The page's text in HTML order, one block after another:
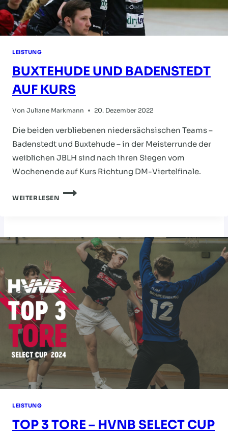
LEISTUNG
BUXTEHUDE UND BADENSTEDT
AUF KURS
Von Juliane Markmann 20. Dezember 2022
Die beiden verbliebenen niedersächsischen Teams –
Badenstedt und Buxtehude – in der Meisterrunde der
weiblichen JBLH sind nach ihren Siegen vom
Wochenende auf Kurs Richtung DM-Viertelfinale.
WEITERLESEN
BUXTEHUDE
LEISTUNG
TOP 3 TORE – HVNB SELECT CUP